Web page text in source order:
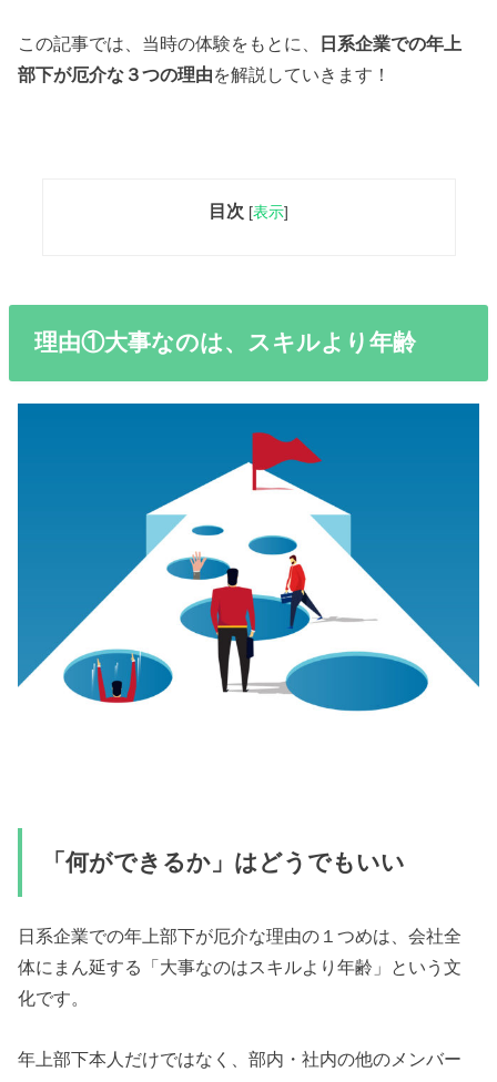
この記事では、当時の体験をもとに、
日系企業での年上
部下が厄介な３つの理由を解説していきます！
目次 [表示]
理由①大事なのは、スキルより年齢
「何ができるか」はどうでもいい
日系企業での年上部下が厄介な理由の１つめは、会社全
体にまん延する「大事なのはスキルより年齢」という文
化です。
年上部下本人だけではなく、部内・社内の他のメンバー